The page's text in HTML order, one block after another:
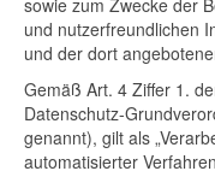
sowie zum Zwecke der
und nutzerfreundlichen
und der dort
Gemäß Art. 4 Ziffer 1.
Datenschutz-
genannt), gilt als
automatisierter